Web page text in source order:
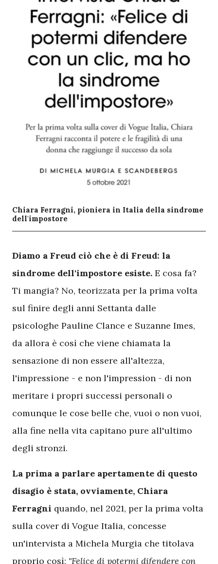
Chiara Ferragni, pioniera in Italia della sindrome
dell'impostore
Diamo a Freud ciò che è di Freud: la
sindrome dell'impostore esiste. E cosa fa?
Ti mangia? No, teorizzata per la prima volta
sul finire degli anni Settanta dalle
psicologhe Pauline Clance e Suzanne Imes,
da allora è così che viene chiamata la
sensazione di non essere all'altezza,
l'impressione - e non l'impression - di non
meritare i propri successi personali o
comunque le cose belle che, vuoi o non vuoi,
alla fine nella vita capitano pure all'ultimo
degli stronzi.
La prima a parlare apertamente di questo
disagio è stata, ovviamente, Chiara
Ferragni quando, nel 2021, per la prima volta
sulla cover di Vogue Italia, concesse
un'intervista a Michela Murgia che titolava
proprio così: "Felice di potermi difendere con